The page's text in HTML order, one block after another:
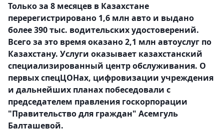
Только за 8 месяцев в Казахстане
перерегистрировано 1,6 млн авто и выдано
более 390 тыс. водительских удостоверений.
Всего за это время оказано 2,1 млн автоуслуг по
Казахстану. Услуги оказывает казахстанский
специализированный центр обслуживания. О
первых спецЦОНах, цифровизации учреждения
и дальнейших планах побеседовали с
председателем правления госкорпорации
"Правительство для граждан" Асемгуль
Балташевой.